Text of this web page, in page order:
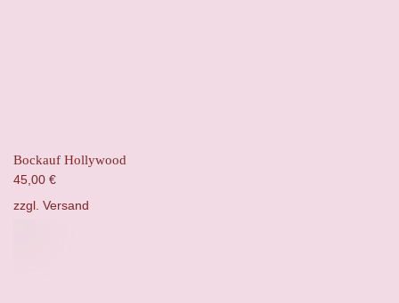
Bockauf Hollywood
45,00 €
zzgl. Versand